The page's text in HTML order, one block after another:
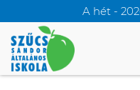
A hét -